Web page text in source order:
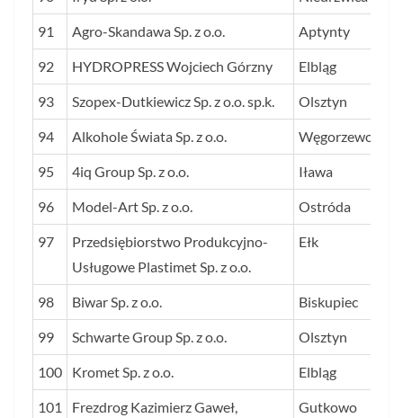
91 Agro-Skandawa Sp. z o.o. Aptynty
92 HYDROPRESS Wojciech Górzny Elbląg
93 Szopex-Dutkiewicz Sp. z o.o. sp.k. Olsztyn
94 Alkohole Świata Sp. z o.o. Węgorzewo
95 4iq Group Sp. z o.o. Iława
96 Model-Art Sp. z o.o. Ostróda
97
Przedsiębiorstwo Produkcyjno-
Usługowe Plastimet Sp. z o.o.
Ełk
98 Biwar Sp. z o.o. Biskupiec
99 Schwarte Group Sp. z o.o. Olsztyn
100 Kromet Sp. z o.o. Elbląg
101 Frezdrog Kazimierz Gaweł, Gutkowo